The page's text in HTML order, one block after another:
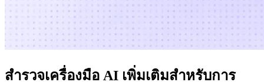
สำรวจเครื่องมือ AI เพิ่มเติมสำหรับการ